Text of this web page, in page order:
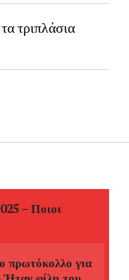
τριπλάσια